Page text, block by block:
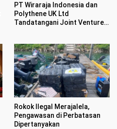
PT Wiraraja Indonesia dan
Polythene UK Ltd
Tandatangani Joint Venture
Rokok Ilegal Merajalela,
Pengawasan di Perbatasan
Dipertanyakan